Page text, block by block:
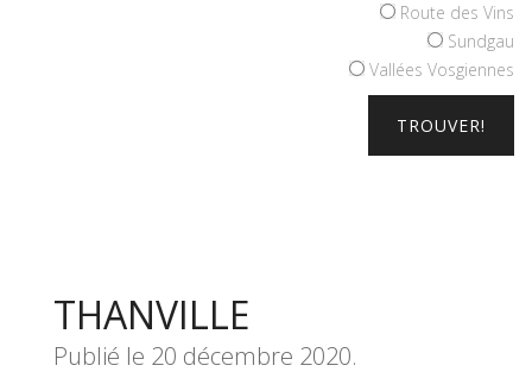
Route des Vins
Sundgau
Vallées Vosgiennes
THANVILLE
Publié le 20 décembre 2020.